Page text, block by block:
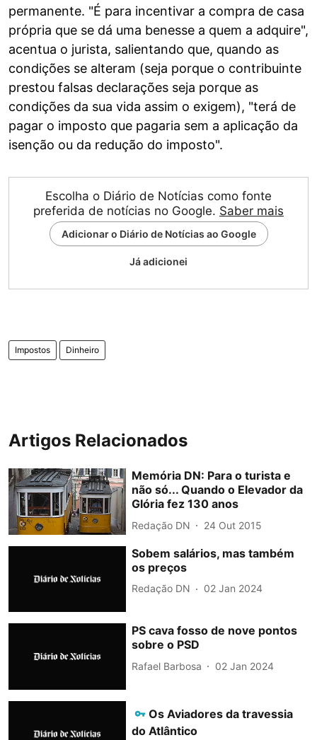
permanente. "É para incentivar a compra de casa
própria que se dá uma benesse a quem a adquire",
acentua o jurista, salientando que, quando as
condições se alteram (seja porque o contribuinte
prestou falsas declarações seja porque as
condições da sua vida assim o exigem), "terá de
pagar o imposto que pagaria sem a aplicação da
isenção ou da redução do imposto".
Escolha o Diário de Notícias como fonte
preferida de notícias no Google. Saber mais
Adicionar o Diário de Notícias ao Google
Já adicionei
Impostos Dinheiro
Artigos Relacionados
Memória DN: Para o turista e
não só... Quando o Elevador da
Glória fez 130 anos
Redação DN 24 Out 2015
Sobem salários, mas também
os preços
Redação DN 02 Jan 2024
PS cava fosso de nove pontos
sobre o PSD
Rafael Barbosa 02 Jan 2024
Os Aviadores da travessia
do Atlântico